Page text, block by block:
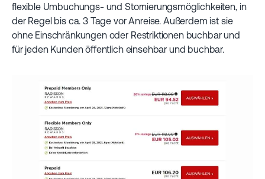
flexible Umbuchungs- und Stornierungsmöglichkeiten, in
der Regel bis ca. 3 Tage vor Anreise. Außerdem ist sie
ohne Einschränkungen oder Restriktionen buchbar und
für jeden Kunden öffentlich einsehbar und buchbar.